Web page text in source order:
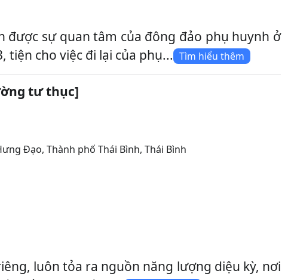
sự quan tâm của đông đảo phụ huynh ở
tiện cho việc đi lại của phụ... Tìm hiểu thêm
tư thục]
Đạo, Thành phố Thái Bình, Thái Bình
luôn tỏa ra nguồn năng lượng diệu kỳ, nơi